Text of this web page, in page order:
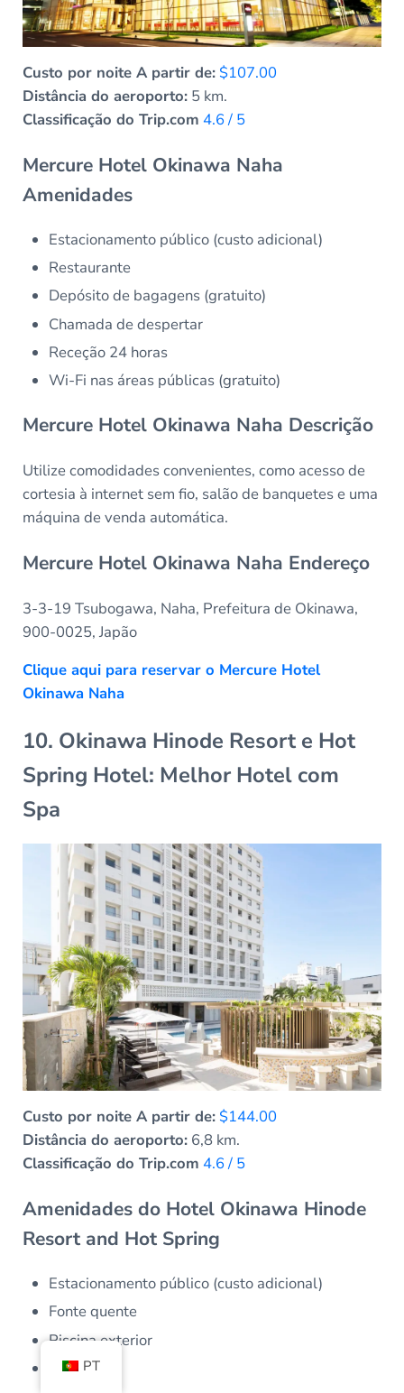
Custo por noite A partir de: $107.00
Distância do aeroporto:5 km.
Classificação do Trip.com 4.6 / 5
Mercure Hotel Okinawa Naha
Amenidades
Estacionamento público (custo adicional)
Restaurante
Depósito de bagagens (gratuito)
Chamada de despertar
Receção 24 horas
Wi-Fi nas áreas públicas (gratuito)
Mercure Hotel Okinawa Naha Descrição
Utilize comodidades convenientes, como acesso de
cortesia à internet sem fio, salão de banquetes e uma
máquina de venda automática.
Mercure Hotel Okinawa Naha Endereço
3-3-19 Tsubogawa, Naha, Prefeitura de Okinawa,
900-0025, Japão
Clique aqui para reservar o Mercure Hotel
Okinawa Naha
10. Okinawa Hinode Resort e Hot
Spring Hotel: Melhor Hotel com
Spa
Custo por noite A partir de: $144.00
Distância do aeroporto:6,8 km.
Classificação do Trip.com 4.6 / 5
Amenidades do Hotel Okinawa Hinode
Resort and Hot Spring
Estacionamento público (custo adicional)
Fonte quente
Piscina exterior
Spa PT